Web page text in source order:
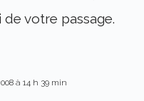
votre passage.
à 14 h 39 min